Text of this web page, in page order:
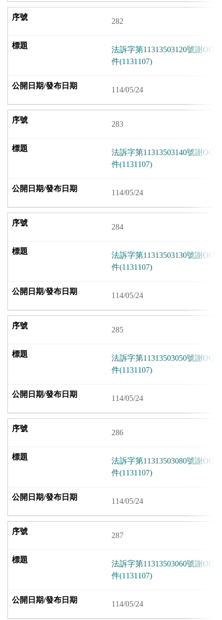
282
法訴字第11313503120號謝OO
件(1131107)
114/05/24
283
法訴字第11313503140號謝OO
件(1131107)
114/05/24
284
法訴字第11313503130號謝OO
件(1131107)
114/05/24
285
法訴字第11313503050號謝OO
件(1131107)
114/05/24
286
法訴字第11313503080號謝OO
件(1131107)
114/05/24
287
法訴字第11313503060號謝OO
件(1131107)
114/05/24